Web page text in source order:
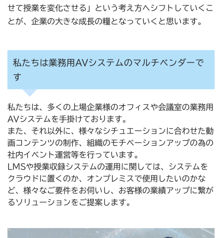
せて授業を変化させる」という考え方へシフトしていくこ
とが、企業の大きな成長の糧となっていくと思います。
私たちは業務用AVシステムのマルチベンダーで
す
私たちは、多くの上場企業様のオフィスや会議室の業務用
AVシステムを手掛けております。
また、それ以外に、様々なシチュエーションに合わせた動
画コンテンツの制作、組織のモチベーションアップの為の
社内イベント運営等を行っています。
LMSや授業収録システムの運用に関しては、システムを
クラウドに置くのか、オンプレミスで使用したいのかな
ど、様々なご要件をお伺いし、お客様の業績アップに繋が
るソリューションをご提案します。